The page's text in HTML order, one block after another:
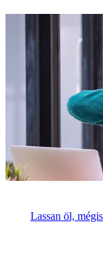
Lassan öl,